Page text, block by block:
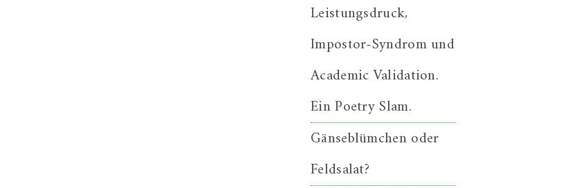
Leistungsdruck,
Impostor-Syndrom und
Academic Validation.
Ein Poetry Slam.
Gänseblümchen oder
Feldsalat?